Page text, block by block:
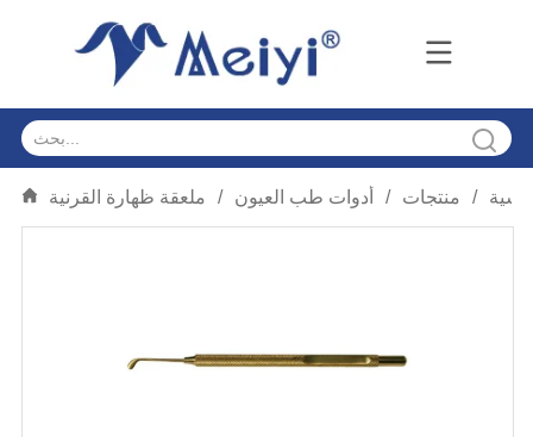
/ منتجات / أدوات طب العيون / ملعقة ظهارة القرنية